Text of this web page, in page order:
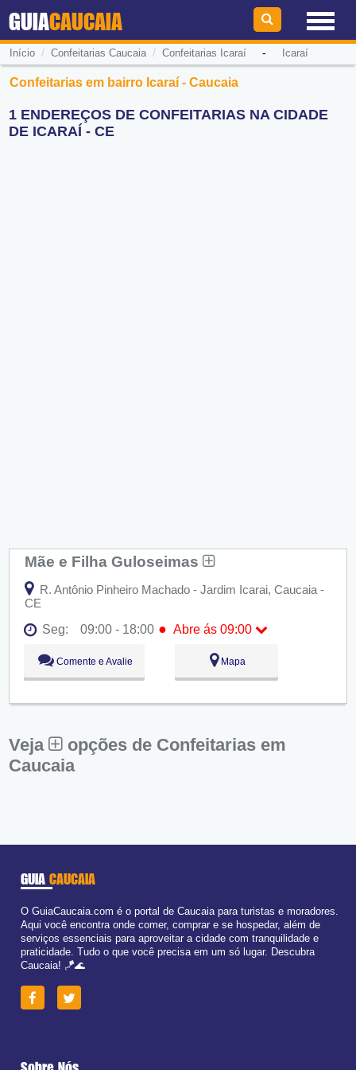
GUIACAUCAIA
Início / Confeitarias Caucaia/ Confeitarias Icaraí- Icaraí
Confeitarias em bairro Icaraí - Caucaia
1 ENDEREÇOS DE CONFEITARIAS NA CIDADE
DE ICARAÍ - CE
Mãe e Filha Guloseimas
R. Antônio Pinheiro Machado - Jardim Icarai, Caucaia -
CE
Seg:
09:00 - 18:00 ● Abre ás 09:00
Seg:
Abre ás 09:00
Ter:
09:00 - 18:00
Qua:
09:00 - 18:00
Sex:
09:00 - 18:00
Dom:
Fechado
Comente e Avalie Mapa
Veja
opções de Confeitarias em
Caucaia
GUIA CAUCAIA
O GuiaCaucaia.com é o portal de Caucaia para turistas e moradores.
Aqui você encontra onde comer, comprar e se hospedar, além de
serviços essenciais para aproveitar a cidade com tranquilidade e
praticidade. Tudo o que você precisa em um só lugar. Descubra
Caucaia! 🪁🌊